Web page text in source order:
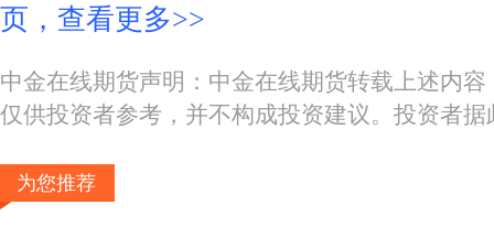
页，查看更多>>
中金在线期货声明：中金在线期货转载上述内
仅供投资者参考，并不构成投资建议。投资者
为您推荐